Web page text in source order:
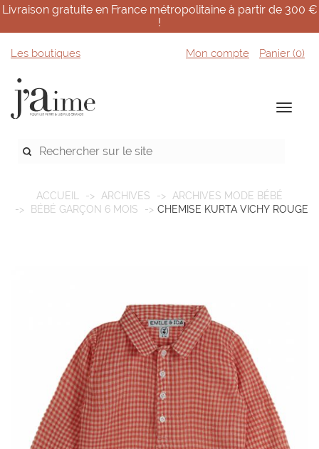
Livraison gratuite en France métropolitaine à partir de 300 €
!
Les boutiques Mon compte Panier (0)
ACCUEIL ARCHIVES
ARCHIVES MODE BÉBÉ
BÉBÉ GARÇON 6 MOIS
CHEMISE KURTA VICHY ROUGE